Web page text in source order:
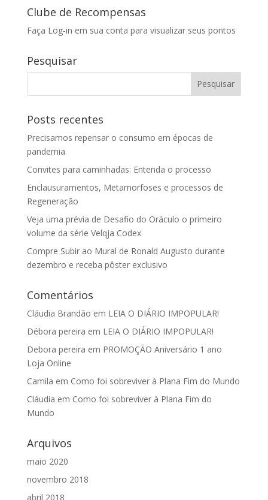
Clube de Recompensas
Faça Log-in em sua conta para visualizar seus pontos
Pesquisar
Posts recentes
Precisamos repensar o consumo em épocas de
pandemia
Convites para caminhadas: Entenda o processo
Enclausuramentos, Metamorfoses e processos de
Regeneração
Veja uma prévia de Desafio do Oráculo o primeiro
volume da série Velqja Codex
Compre Subir ao Mural de Ronald Augusto durante
dezembro e receba pôster exclusivo
Comentários
Cláudia Brandão em LEIA O DIÁRIO IMPOPULAR!
Débora pereira em LEIA O DIÁRIO IMPOPULAR!
Debora pereira em PROMOÇÃO Aniversário 1 ano
Loja Online
Camila em Como foi sobreviver à Plana Fim do Mundo
Cláudia em Como foi sobreviver à Plana Fim do
Mundo
Arquivos
maio 2020
novembro 2018
abril 2018